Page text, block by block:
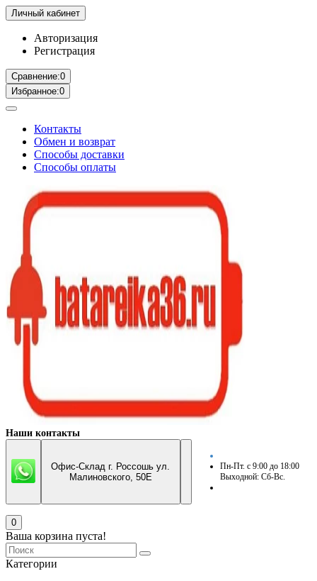
Личный кабинет
Авторизация
Регистрация
Сравнение:0
Избранное:0
Контакты
Обмен и возврат
Способы доставки
Способы оплаты
Наши контакты
Офис-Склад г. Россошь ул.
Малиновского, 50Е
Пн-Пт. с 9:00 до 18:00
Выходной: Сб-Вс.
0
Ваша корзина пуста!
Категории